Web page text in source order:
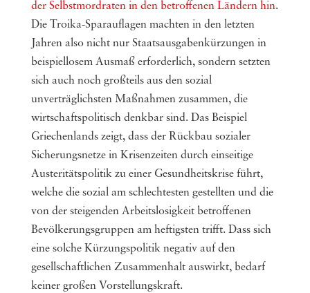
der Selbstmordraten in den betroffenen Ländern hin.
Die Troika-Sparauflagen machten in den letzten
Jahren also nicht nur Staatsausgabenkürzungen in
beispiellosem Ausmaß erforderlich, sondern setzten
sich auch noch großteils aus den sozial
unverträglichsten Maßnahmen zusammen, die
wirtschaftspolitisch denkbar sind. Das Beispiel
Griechenlands zeigt, dass der Rückbau sozialer
Sicherungsnetze in Krisenzeiten durch einseitige
Austeritätspolitik zu einer Gesundheitskrise führt,
welche die sozial am schlechtesten gestellten und die
von der steigenden Arbeitslosigkeit betroffenen
Bevölkerungsgruppen am heftigsten trifft. Dass sich
eine solche Kürzungspolitik negativ auf den
gesellschaftlichen Zusammenhalt auswirkt, bedarf
keiner großen Vorstellungskraft.